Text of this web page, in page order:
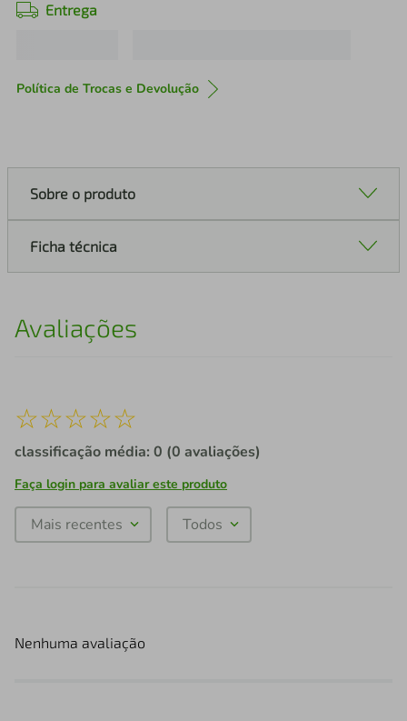
Entrega
Política de Trocas e Devolução
Sobre o produto
Ficha técnica
Avaliações
☆☆☆☆☆
classificação média: 0 (0 avaliações)
Faça login para avaliar este produto
Mais recentes Todos
Nenhuma avaliação